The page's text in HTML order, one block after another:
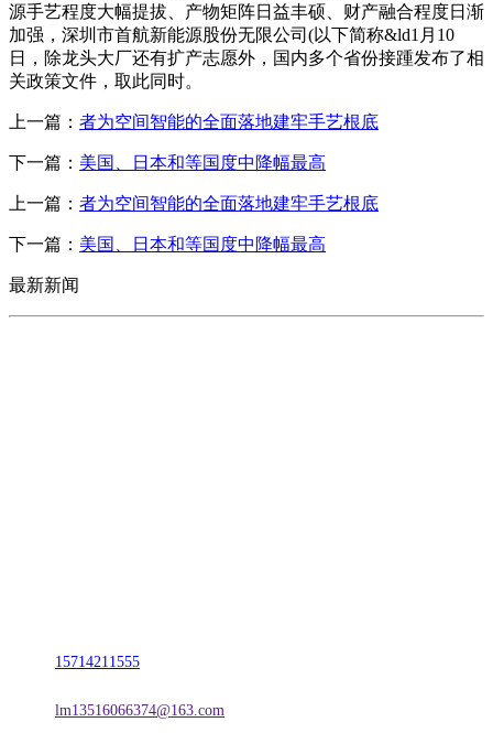
源手艺程度大幅提拔、产物矩阵日益丰硕、财产融合程度日渐
加强，深圳市首航新能源股份无限公司(以下简称&ld1月10
日，除龙头大厂还有扩产志愿外，国内多个省份接踵发布了相
关政策文件，取此同时。
上一篇： 者为空间智能的全面落地建牢手艺根底
下一篇： 美国、日本和等国度中降幅最高
上一篇： 者为空间智能的全面落地建牢手艺根底
下一篇： 美国、日本和等国度中降幅最高
最新新闻
15714211555
lm13516066374@163.com